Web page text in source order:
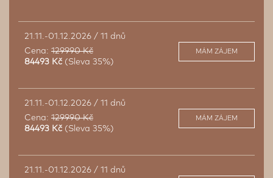
21.11.-01.12.2026 / 11 dnů
Cena: 129990 Kč
84493 Kč (Sleva 35%)
MÁM ZÁJEM
21.11.-01.12.2026 / 11 dnů
Cena: 129990 Kč
84493 Kč (Sleva 35%)
MÁM ZÁJEM
21.11.-01.12.2026 / 11 dnů